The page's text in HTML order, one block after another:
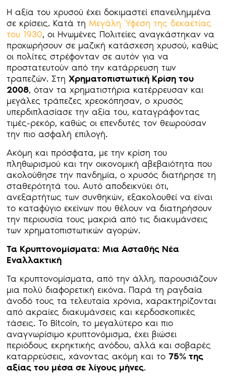
Η αξία του χρυσού έχει δοκιμαστεί επανειλημμένα
σε κρίσεις. Κατά τηΜεγάλη Ύφεση της δεκαετίας
του 1930, οι Ηνωμένες Πολιτείες αναγκάστηκαν να
προχωρήσουν σε μαζική κατάσχεση χρυσού, καθώς
οι πολίτες στρέφονταν σε αυτόν για να
προστατευτούν από την κατάρρευση των
τραπεζών. ΣτηΧρηματοπιστωτική Κρίση του
2008, όταν τα χρηματιστήρια κατέρρευσαν και
μεγάλες τράπεζες χρεοκόπησαν, ο χρυσός
υπερδιπλασίασε την αξία του, καταγράφοντας
τιμές-ρεκόρ, καθώς οι επενδυτές τον θεωρούσαν
την πιο ασφαλή επιλογή.
Ακόμη και πρόσφατα, με την κρίση του
πληθωρισμού και την οικονομική αβεβαιότητα που
ακολούθησε την πανδημία, ο χρυσός διατήρησε τη
σταθερότητά του. Αυτό αποδεικνύει ότι,
ανεξαρτήτως των συνθηκών, εξακολουθεί να είναι
το καταφύγιο εκείνων που θέλουν να διατηρήσουν
την περιουσία τους μακριά από τις διακυμάνσεις
των χρηματοπιστωτικών αγορών.
Τα Κρυπτονομίσματα: Μια Ασταθής Νέα
Εναλλακτική
Τα κρυπτονομίσματα, από την άλλη, παρουσιάζουν
μια πολύ διαφορετική εικόνα. Παρά τη ραγδαία
άνοδό τους τα τελευταία χρόνια, χαρακτηρίζονται
από ακραίες διακυμάνσεις και κερδοσκοπικές
τάσεις. Το Bitcoin, το μεγαλύτερο και πιο
αναγνωρίσιμο κρυπτονόμισμα, έχει βιώσει
περιόδους εκρηκτικής ανόδου, αλλά και σοβαρές
καταρρεύσεις, χάνοντας ακόμη και το75% της
αξίας του μέσα σε λίγους μήνες.